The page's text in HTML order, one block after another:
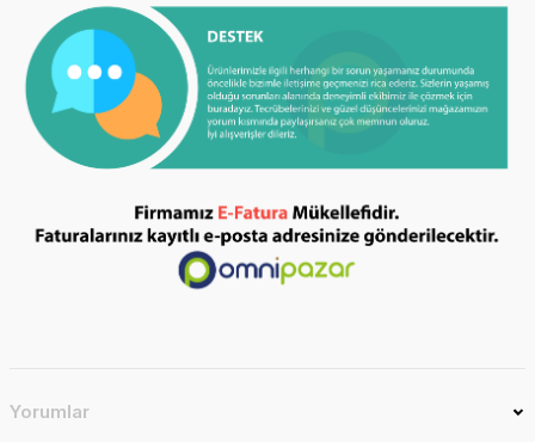
Yorumlar